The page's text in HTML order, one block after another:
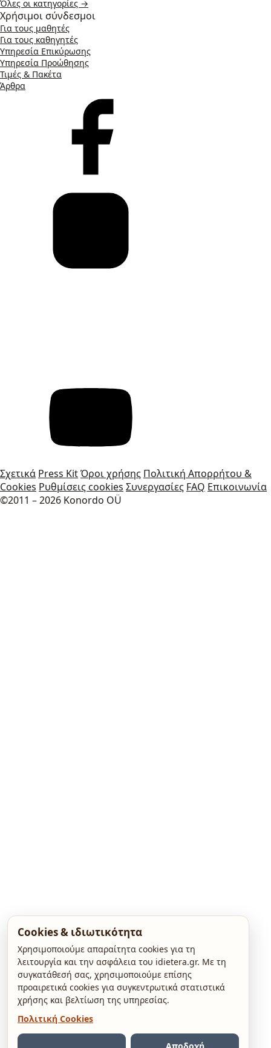
Όλες οι κατηγορίες →
Χρήσιμοι σύνδεσμοι
Για τους μαθητές
Για τους καθηγητές
Υπηρεσία Επικύρωσης
Υπηρεσία Προώθησης
Τιμές & Πακέτα
Άρθρα
Σχετικά Press KitΌροι χρήσης Πολιτική Απορρήτου &
Cookies Ρυθμίσεις cookies Συνεργασίες FAQ Επικοινωνία
©2011 – 2026 Konordo OÜ
Cookies & ιδιωτικότητα
Χρησιμοποιούμε απαραίτητα cookies για τη
λειτουργία και την ασφάλεια του idietera.gr. Με τη
συγκατάθεσή σας, χρησιμοποιούμε επίσης
προαιρετικά cookies για συγκεντρωτικά στατιστικά
χρήσης και βελτίωση της υπηρεσίας.
Πολιτική Cookies